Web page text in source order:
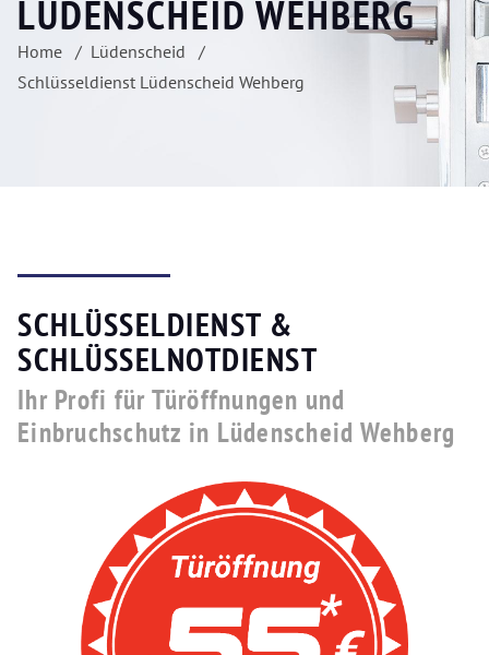
LÜDENSCHEID WEHBERG
Home
Lüdenscheid
Schlüsseldienst Lüdenscheid Wehberg
SCHLÜSSELDIENST &
SCHLÜSSELNOTDIENST
Ihr Profi für Türöffnungen und
Einbruchschutz in Lüdenscheid Wehberg